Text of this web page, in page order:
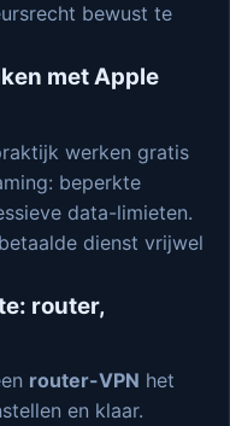
bewust te
met Apple
werken gratis
beperkte
data-limieten.
dienst vrijwel
router,
router-VPN het
en klaar.